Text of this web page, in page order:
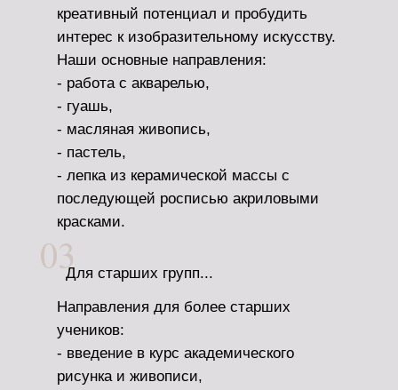
03Для старших групп...
креативный потенциал и пробудить
интерес к изобразительному искусству.
Наши основные направления:
- работа с акварелью,
- гуашь,
- масляная живопись,
- пастель,
- лепка из керамической массы с
последующей росписью акриловыми
красками.
Направления для более старших
учеников:
- введение в курс академического
рисунка и живописи,